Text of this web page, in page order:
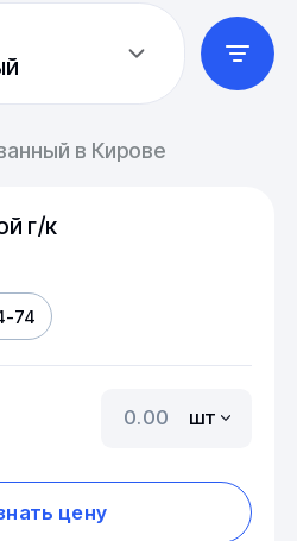
в Кирове
г/к
74
шт
цену